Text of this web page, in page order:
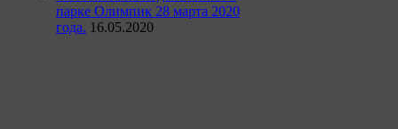
парке Олимпик 28 марта 2020
года. 16.05.2020